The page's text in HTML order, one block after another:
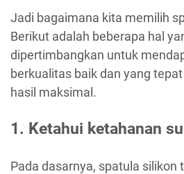
Jadi bagaimana kita memilih
Berikut adalah beberapa hal
dipertimbangkan untuk
berkualitas baik dan yang
hasil maksimal.
1. Ketahui ketahanan
Pada dasarnya, spatula silikon